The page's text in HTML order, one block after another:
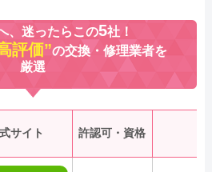
、迷ったらこの5社！
評価”の交換・修理業者を
厳選
サイト 許認可・資格